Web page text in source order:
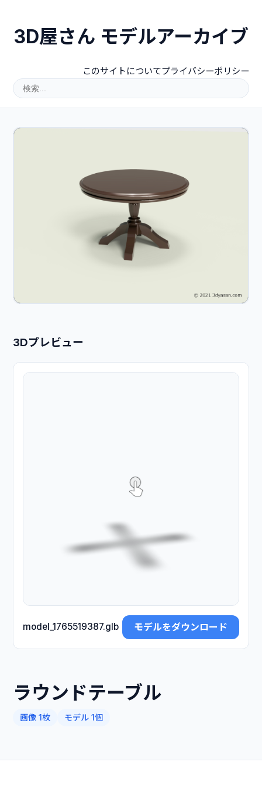
3D屋さん モデルアーカイブ
このサイトについてプライバシーポリシー
3Dプレビュー
model_1765519387.glb モデルをダウンロード
ラウンドテーブル
画像 1枚 モデル 1個